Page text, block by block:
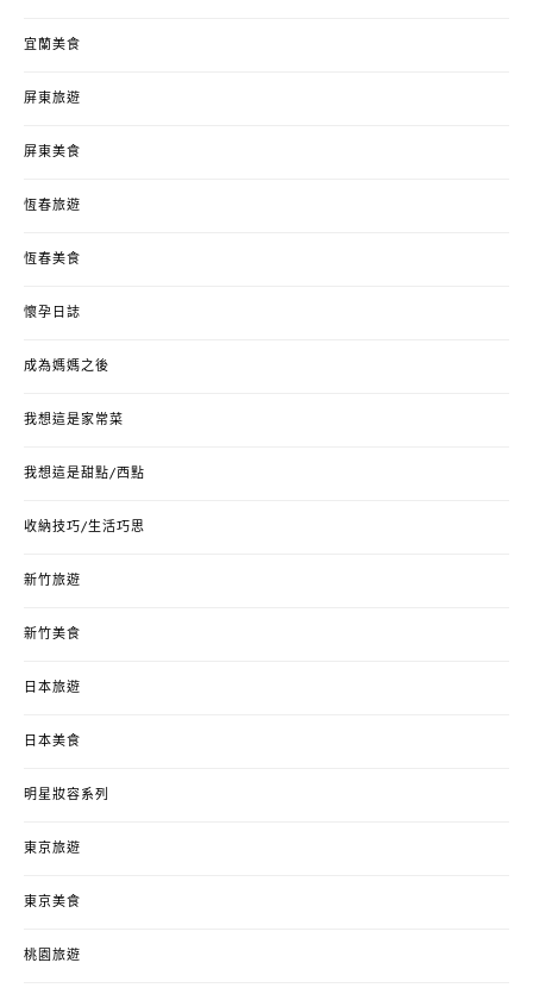
宜蘭美食
屏東旅遊
屏東美食
恆春旅遊
恆春美食
懷孕日誌
成為媽媽之後
我想這是家常菜
我想這是甜點/西點
收納技巧/生活巧思
新竹旅遊
新竹美食
日本旅遊
日本美食
明星妝容系列
東京旅遊
東京美食
桃園旅遊